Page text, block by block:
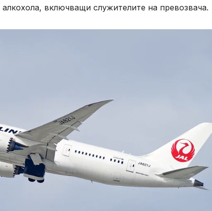
включващи служителите на превозвача.